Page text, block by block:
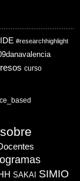
#researchhighlight
curso
SAKAI SIMIO